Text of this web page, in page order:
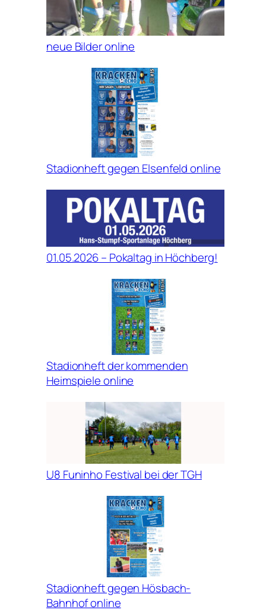
neue Bilder online
Stadionheft gegen Elsenfeld online
01.05.2026 – Pokaltag in Höchberg!
Stadionheft der kommenden
Heimspiele online
U8 Funinho Festival bei der TGH
Stadionheft gegen Hösbach-
Bahnhof online